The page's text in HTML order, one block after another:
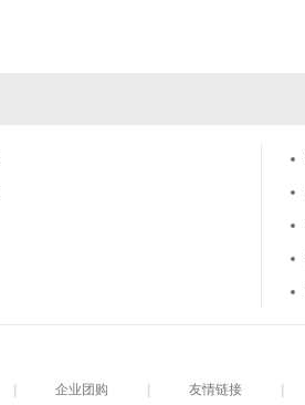
企业团购 友情链接